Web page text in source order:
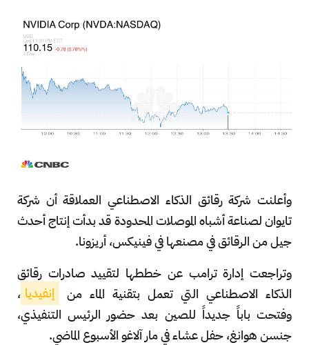
وأعلنت شركة رقائق الذكاء الاصطناعي العملاقة أن شركة
تايوان لصناعة أشباه الموصلات المحدودة قد بدأت إنتاج أحدث
جيل من الرقائق في مصنعها في فينيكس، أريزونا.
وتراجعت إدارة ترامب عن خططها لتقييد صادرات رقائق
الذكاء الاصطناعي التي تعمل بتقنية الماء من
إنفيديا ،
وفتحت باباً جديداً للصين بعد حضور الرئيس التنفيذي،
جنسن هوانغ، حفل عشاء في مار آلاغو الأسبوع الماضي.